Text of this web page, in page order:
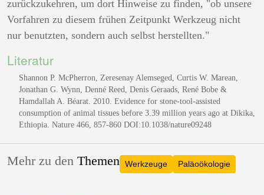
zurückzukehren, um dort Hinweise zu finden, "ob unsere
Vorfahren zu diesem frühen Zeitpunkt Werkzeug nicht
nur benutzten, sondern auch selbst herstellten."
Literatur
Shannon P. McPherron, Zeresenay Alemseged, Curtis W. Marean,
Jonathan G. Wynn, Denné Reed, Denis Geraads, René Bobe &
Hamdallah A. Béarat. 2010. Evidence for stone-tool-assisted
consumption of animal tissues before 3.39 million years ago at Dikika,
Ethiopia. Nature 466, 857-860 DOI:10.1038/nature09248
Mehr zu den Themen Werkzeuge Paläoökologie